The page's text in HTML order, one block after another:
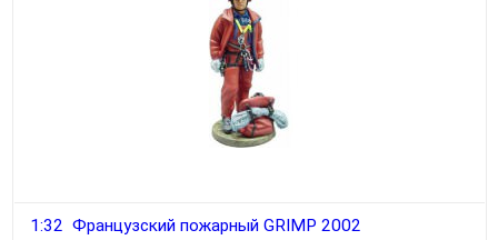
1:32 Французский пожарный GRIMP 2002